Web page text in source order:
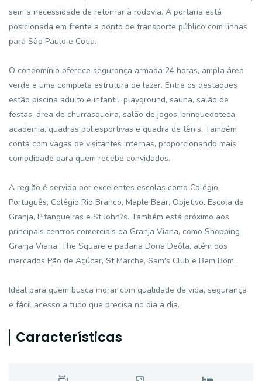
sem a necessidade de retornar à rodovia. A portaria está
posicionada em frente a ponto de transporte público com linhas
para São Paulo e Cotia.
O condomínio oferece segurança armada 24 horas, ampla área
verde e uma completa estrutura de lazer. Entre os destaques
estão piscina adulto e infantil, playground, sauna, salão de
festas, área de churrasqueira, salão de jogos, brinquedoteca,
academia, quadras poliesportivas e quadra de tênis. Também
conta com vagas de visitantes internas, proporcionando mais
comodidade para quem recebe convidados.
A região é servida por excelentes escolas como Colégio
Português, Colégio Rio Branco, Maple Bear, Objetivo, Escola da
Granja, Pitangueiras e St John?s. Também está próximo aos
principais centros comerciais da Granja Viana, como Shopping
Granja Viana, The Square e padaria Dona Deôla, além dos
mercados Pão de Açúcar, St Marche, Sam's Club e Bem Bom.
Ideal para quem busca morar com qualidade de vida, segurança
e fácil acesso a tudo que precisa no dia a dia.
Características